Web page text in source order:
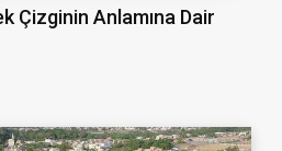
Çizginin Anlamına Dair